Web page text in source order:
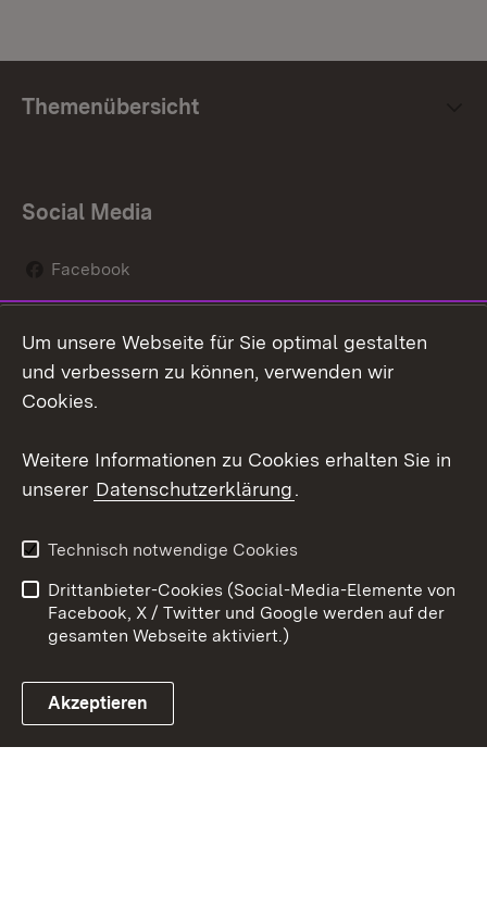
Themenübersicht
Social Media
Facebook
Social Wall
Youtube
Link zum Landesportal
Kontakt
Datenschutz
Barrierefreiheit
Impressum Cookies
Um unsere Webseite für Sie optimal gestalten
und verbessern zu können, verwenden wir
Cookies.
Weitere Informationen zu Cookies erhalten Sie in
unserer Datenschutzerklärung.
Technisch notwendige Cookies
Drittanbieter-Cookies (Social-Media-Elemente von
Facebook, X / Twitter und Google werden auf der
gesamten Webseite aktiviert.)
Akzeptieren